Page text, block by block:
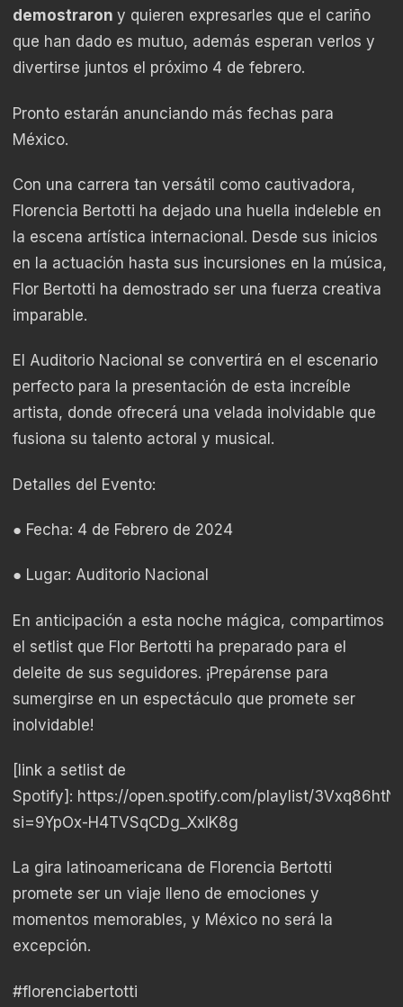
demostraron y quieren expresarles que el cariño
que han dado es mutuo, además esperan verlos y
divertirse juntos el próximo 4 de febrero.
​Pronto estarán anunciando más fechas para
México.
​Con una carrera tan versátil como cautivadora,
Florencia Bertotti ha dejado una huella indeleble en
la escena artística internacional. Desde sus inicios
en la actuación hasta sus incursiones en la música,
Flor Bertotti ha demostrado ser una fuerza creativa
imparable.
El Auditorio Nacional se convertirá en el escenario
perfecto para la presentación de esta increíble
artista, donde ofrecerá una velada inolvidable que
fusiona su talento actoral y musical.
Detalles del Evento:
● Fecha: 4 de Febrero de 2024
● Lugar: Auditorio Nacional
En anticipación a esta noche mágica, compartimos
el setlist que Flor Bertotti ha preparado para el
deleite de sus seguidores. ¡Prepárense para
sumergirse en un espectáculo que promete ser
inolvidable!
[link a setlist de
Spotify]: https://open.spotify.com/playlist/
si=9YpOx-H4TVSqCDg_XxlK8g
La gira latinoamericana de Florencia Bertotti
promete ser un viaje lleno de emociones y
momentos memorables, y México no será la
excepción.
#florenciabertotti